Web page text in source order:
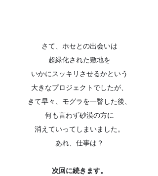
さて、ホセとの出会いは
超緑化された敷地を
いかにスッキリさせるかという
大きなプロジェクトでしたが、
きて早々、モグラを一瞥した後、
何も言わず砂漠の方に
消えていってしまいました。
あれ、仕事は？
次回に続きます。